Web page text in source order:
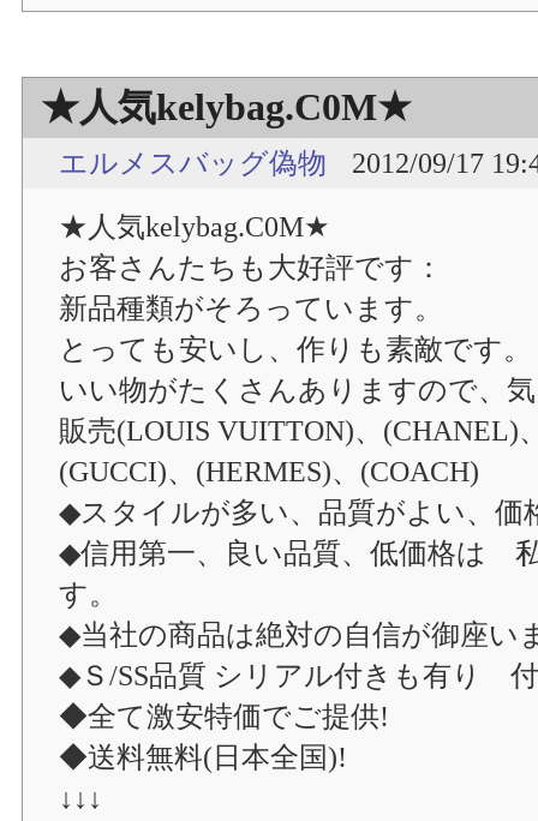
★人気kelybag.C0M★
エルメスバッグ偽物
2012/09/17
★人気kelybag.C0M★
お客さんたちも大好評です：
新品種類がそろっています。
とっても安いし、作りも素敵です。
いい物がたくさんありますので、
販売(LOUIS VUITTON)、(CHANEL)
(GUCCI)、(HERMES)、(COACH)
◆スタイルが多い、品質がよい、価
◆信用第一、良い品質、低価格は
す。
◆当社の商品は絶対の自信が御座い
◆Ｓ/SS品質 シリアル付きも有り
◆全て激安特価でご提供!
◆送料無料(日本全国)!
↓↓↓